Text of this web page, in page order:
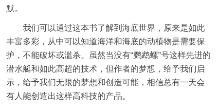
默。
我们可以通过这本书了解到海底世界，原来是如此
丰富多彩，从中可以知道海洋和海底的动植物是需要保
护，不能破坏或滥杀。虽然当没有“鹦鹉螺”号这样先进的
潜水艇和如此高超的技术，但作者的梦想，给予我们启
示，给予我们无限的梦想和创造可能，相信总有一天会
有人能创造出这样高科技的产品。